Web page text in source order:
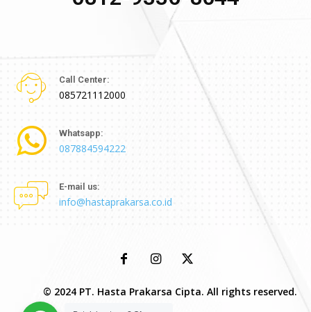
Call Center:
085721112000
Whatsapp:
087884594222
E-mail us:
info@hastaprakarsa.co.id
© 2024 PT. Hasta Prakarsa Cipta. All rights reserved.